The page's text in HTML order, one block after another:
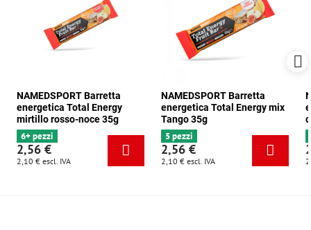
NAMEDSPORT Barretta
energetica Total Energy
mirtillo rosso-noce 35g
6+ pezzi
2,56 €
2,10 € escl. IVA
NAMEDSPORT Barretta
energetica Total Energy mix
Tango 35g
5 pezzi
2,56 €
2,10 € escl. IVA